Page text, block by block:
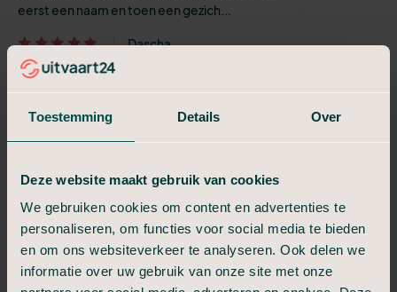
Toestemming Details Over
Deze website maakt gebruik van cookies
We gebruiken cookies om content en advertenties te
personaliseren, om functies voor social media te bieden
en om ons websiteverkeer te analyseren. Ook delen we
informatie over uw gebruik van onze site met onze
eerst een naam en toen een gezich...
Dascha
Onze dank aan het team van
Uitvaart24
Wij hebben onze vader met gepaste
eerbetoon ten grave gedragen. Het team
Fijne hulp en een prachtige uitvaart
Thea, van Uitvaart24, heeft ons ontzettend
fijn geholpen. Dat doet zij op een mooie en
waardige manier. We hebben een prachtige